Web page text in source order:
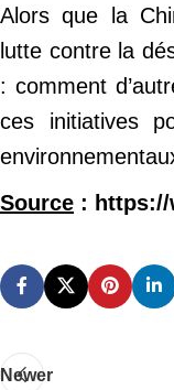
Alors que la
lutte contre la
: comment
ces initiatives
Source : https://
Newer